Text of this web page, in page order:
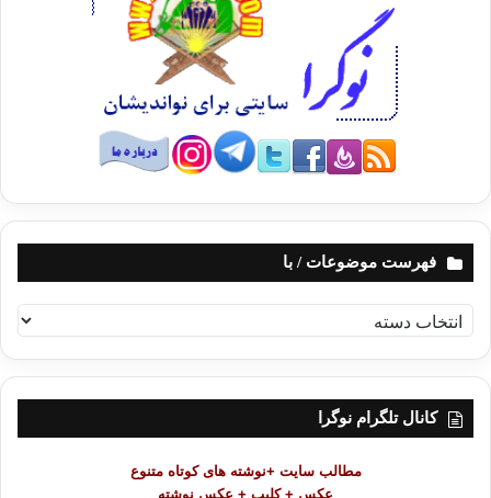
فهرست موضوعات / با
ه
ر
کانال تلگرام نوگرا
مطالب سایت +نوشته های کوتاه متنوع
عکس + کلیپ + عکس نوشته